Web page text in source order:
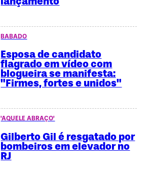
BABADO
Esposa de candidato
flagrado em vídeo com
blogueira se manifesta:
"Firmes, fortes e unidos"
'AQUELE ABRAÇO'
Gilberto Gil é resgatado por
bombeiros em elevador no
RJ